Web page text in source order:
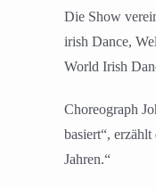
Die Show
irish Dance,
World Irish
Choreograph
basiert“,
Jahren.“